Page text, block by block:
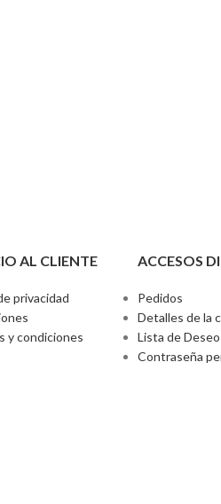
AL CLIENTE
privacidad
y condiciones
ACCESOS
Pedidos
Detalles de la
Lista de
Contraseña